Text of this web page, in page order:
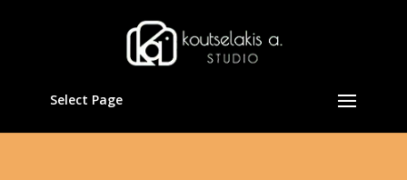
Select Page